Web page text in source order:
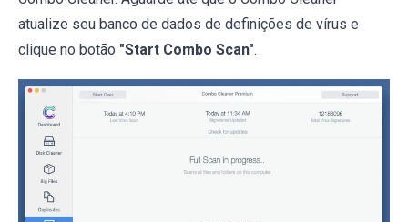
atualize seu banco de dados de definições de vírus e
clique no botão "Start Combo Scan".